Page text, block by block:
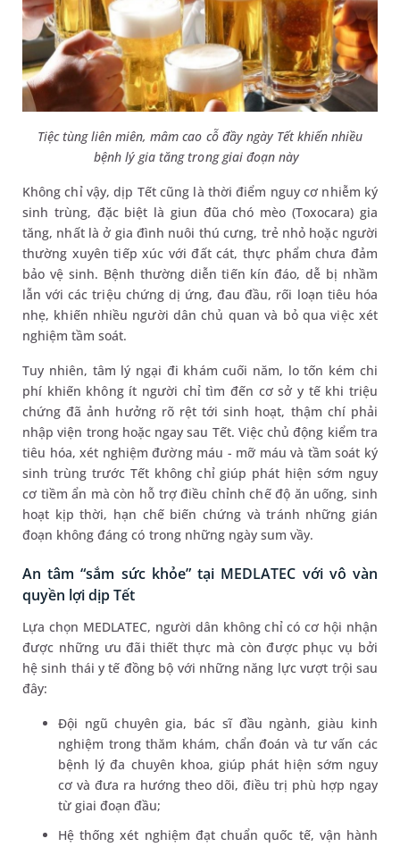
Tiệc tùng liên miên, mâm cao cỗ đầy ngày Tết khiến nhiều
bệnh lý gia tăng trong giai đoạn này
Không chỉ vậy, dịp Tết cũng là thời điểm nguy cơ nhiễm ký
sinh trùng, đặc biệt là giun đũa chó mèo (Toxocara) gia
tăng, nhất là ở gia đình nuôi thú cưng, trẻ nhỏ hoặc người
thường xuyên tiếp xúc với đất cát, thực phẩm chưa đảm
bảo vệ sinh. Bệnh thường diễn tiến kín đáo, dễ bị nhầm
lẫn với các triệu chứng dị ứng, đau đầu, rối loạn tiêu hóa
nhẹ, khiến nhiều người dân chủ quan và bỏ qua việc xét
nghiệm tầm soát.
Tuy nhiên, tâm lý ngại đi khám cuối năm, lo tốn kém chi
phí khiến không ít người chỉ tìm đến cơ sở y tế khi triệu
chứng đã ảnh hưởng rõ rệt tới sinh hoạt, thậm chí phải
nhập viện trong hoặc ngay sau Tết. Việc chủ động kiểm tra
tiêu hóa, xét nghiệm đường máu - mỡ máu và tầm soát ký
sinh trùng trước Tết không chỉ giúp phát hiện sớm nguy
cơ tiềm ẩn mà còn hỗ trợ điều chỉnh chế độ ăn uống, sinh
hoạt kịp thời, hạn chế biến chứng và tránh những gián
đoạn không đáng có trong những ngày sum vầy.
An tâm “sắm sức khỏe” tại MEDLATEC với vô vàn
quyền lợi dịp Tết
Lựa chọn MEDLATEC, người dân không chỉ có cơ hội nhận
được những ưu đãi thiết thực mà còn được phục vụ bởi
hệ sinh thái y tế đồng bộ với những năng lực vượt trội sau
đây:
Đội ngũ chuyên gia, bác sĩ đầu ngành, giàu kinh
nghiệm trong thăm khám, chẩn đoán và tư vấn các
bệnh lý đa chuyên khoa, giúp phát hiện sớm nguy
cơ và đưa ra hướng theo dõi, điều trị phù hợp ngay
từ giai đoạn đầu;
Hệ thống xét nghiệm đạt chuẩn quốc tế, vận hành